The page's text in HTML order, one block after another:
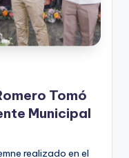
Tomó
Municipal
realizado en el